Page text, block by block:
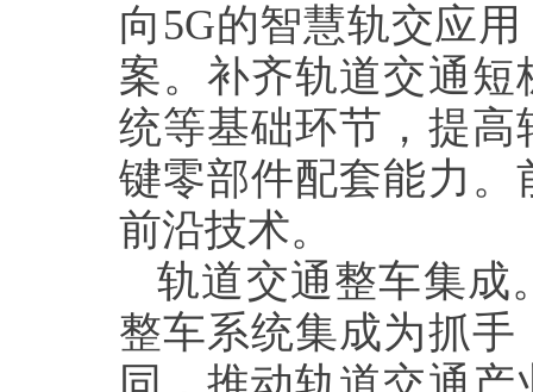
向 5G的智慧轨交应
案。补齐轨道交通
统等基础环节，提
键零部件配套能力
前沿技术。
轨道交通整车集成
整车系统集成为抓